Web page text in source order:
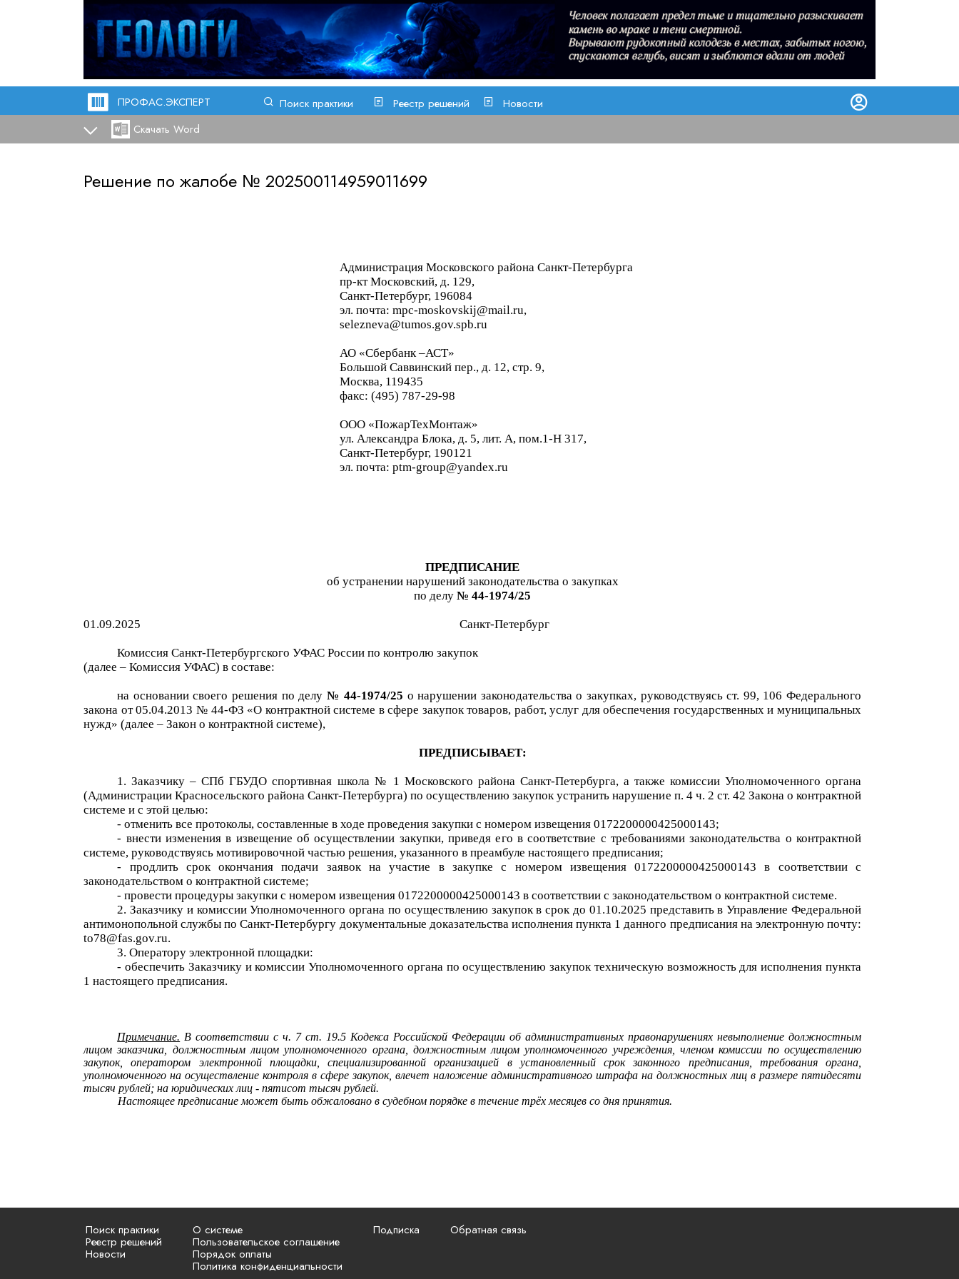
ПРОФАС.ЭКСПЕРТ Поиск практики Реестр решений
Новости
Скачать Word
Решение по жалобе № 202500114959011699
Администрация Московского района Санкт-Петербурга
пр-кт Московский, д. 129,
Санкт-Петербург, 196084
эл. почта: mpc-moskovskij@mail.ru,
selezneva@tumos.gov.spb.ru
АО «Сбербанк –АСТ»
Большой Саввинский пер., д. 12, стр. 9,
Москва, 119435
факс: (495) 787-29-98
ООО «ПожарТехМонтаж»
ул. Александра Блока, д. 5, лит. А, пом.1-Н 317,
Санкт-Петербург, 190121
эл. почта: ptm-group@yandex.ru
ПРЕДПИСАНИЕ
об устранении нарушений законодательства о закупках
по делу № 44-1974/25
01.09.2025 Санкт-Петербург
Комиссия Санкт-Петербургского УФАС России по контролю закупок
(далее – Комиссия УФАС) в составе:
на основании своего решения по делу № 44-1974/25 о нарушении законодательства о закупках, руководствуясь ст. 99, 106 Федерального
закона от 05.04.2013 № 44-ФЗ «О контрактной системе в сфере закупок товаров, работ, услуг для обеспечения государственных и муниципальных
нужд» (далее – Закон о контрактной системе),
ПРЕДПИСЫВАЕТ:
1.Заказчику –СПб ГБУДО спортивная школа № 1 Московского района Санкт-Петербурга, а также комиссии Уполномоченного органа
(Администрации Красносельского района Санкт-Петербурга)по осуществлению закупокустранить нарушение п. 4 ч. 2 ст. 42 Закона о контрактной
системе и с этой целью:
- отменить все протоколы,составленные в ходе проведениязакупки с номером извещения0172200000425000143;
- внести изменения в извещение об осуществлении закупки, приведя его в соответствие с требованиями законодательства о контрактной
системе, руководствуясь мотивировочной частью решения, указанного в преамбуле настоящего предписания;
- продлить срок окончания подачи заявок на участие в закупке с номером извещения0172200000425000143
в соответствии с
законодательством о контрактной системе;
- провести процедуры закупки с номером извещения0172200000425000143 в соответствии с законодательством о контрактной системе.
2. Заказчику и комиссии Уполномоченного органа по осуществлению закупок в срок до 01.10.2025 представить в Управление Федеральной
антимонопольной службы по Санкт-Петербургу документальные доказательства исполнения пункта 1 данного предписания на электронную почту:
to78@fas.gov.ru.
3. Оператору электронной площадки:
- обеспечить Заказчику икомиссии Уполномоченного органа по осуществлению закупок техническую возможность для исполнения пункта
1 настоящего предписания.
Примечание. В соответствии с ч. 7 ст. 19.5 Кодекса Российской Федерации об административных правонарушениях невыполнение должностным
лицом заказчика, должностным лицом уполномоченного органа, должностным лицом уполномоченного учреждения, членом комиссии по осуществлению
закупок, оператором электронной площадки, специализированной организацией в установленный срок законного предписания, требования органа,
уполномоченного на осуществление контроля в сфере закупок, влечет наложение административного штрафа на должностных лиц в размере пятидесяти
тысяч рублей; на юридических лиц - пятисот тысяч рублей.
Настоящее предписание может быть обжаловано в судебном порядке в течение трёх месяцев со дня принятия.
Поиск практики
Реестр решений
Новости
О системе
Пользовательское соглашение
Порядок оплаты
Политика конфиденциальности
Подписка Обратная связь